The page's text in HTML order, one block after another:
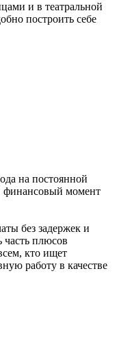
и в театральной
построить себе
на постоянной
финансовый момент
без задержек и
часть плюсов
кто ищет
работу в качестве